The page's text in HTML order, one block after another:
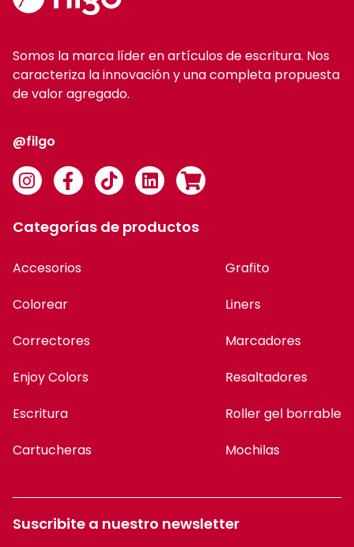
Somos la marca líder en artículos de escritura. Nos
caracteriza la innovación y una completa propuesta
de valor agregado.
@filgo
Categorías de productos
Accesorios
Colorear
Correctores
Enjoy Colors
Escritura
Cartucheras
Grafito
Liners
Marcadores
Resaltadores
Roller gel borrable
Mochilas
Suscribite a nuestro newsletter